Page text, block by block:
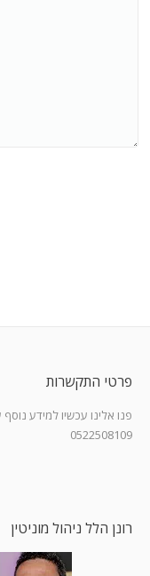
פרטי התקשרות
פנו אלינו עכשיו למידע נוסף
0522508109
רונן הלל ניהול מוניטין